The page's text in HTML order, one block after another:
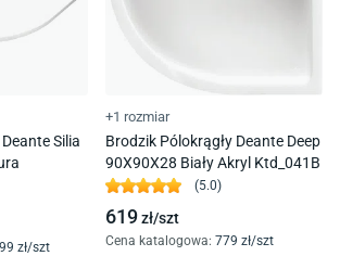
Silia
zł/szt
+1 rozmiar
Brodzik Pólokrągły Deante Deep
90X90X28 Biały Akryl Ktd_041B
(5.0)
619zł/szt
Cena katalogowa: 779 zł/szt